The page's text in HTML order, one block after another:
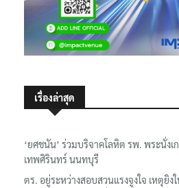
เรื่องล่าสุด
‘ยศชนัน’ ร่วมบริจาคโลหิต รพ. พระนั่งเ
เทพศิรินทร์ นนทบุรี
ตร. อยู่ระหว่างสอบสวนแรงจูงใจ เหตุยิง